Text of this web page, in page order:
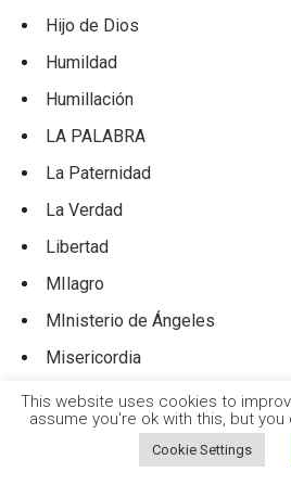
Hijo de Dios
Humildad
Humillación
LA PALABRA
La Paternidad
La Verdad
Libertad
MIlagro
MInisterio de Ángeles
Misericordia
Nacer de Nuevo
Obediencia
This website uses cookies to
assume you're ok with this, but
Cookie Settings